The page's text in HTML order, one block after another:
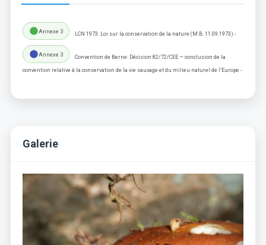
lensAnnexe 3 LCN 1973: Loi sur la conservation de la nature (M.B. 11.09.1973) -
lensAnnexe 3 Convention de Berne: Décision 82/72/CEE — conclusion de la
convention relative à la conservation de la vie sauvage et du milieu naturel de l’Europe -
Galerie
Previous Next